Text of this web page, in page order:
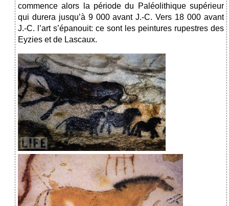
commence alors la période du Paléolithique supérieur
qui durera jusqu’à 9 000 avant J.-C. Vers 18 000 avant
J.-C. l’art s’épanouit: ce sont les peintures rupestres des
Eyzies et de Lascaux.